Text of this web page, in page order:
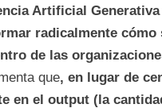
Artificial
radicalmente cómo
de las
que, en lugar de
en el output (la